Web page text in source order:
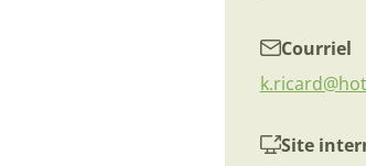
Courriel
Site